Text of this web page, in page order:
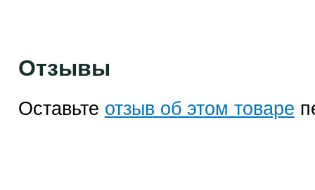
Отзывы
Оставьте отзыв об этом товаре